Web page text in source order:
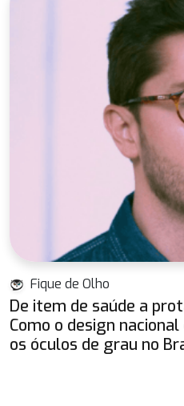
Fique de Olho
De item de saúde a
Como o design
os óculos de grau no